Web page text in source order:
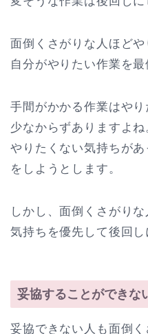
面倒くさがりな人ほど
自分がやりたい作業を
手間がかかる作業はや
少なからずありますよ
やりたくない気持ちが
をしようとします。
しかし、面倒くさがり
気持ちを優先して後回し
妥協することができな
妥協できない人も面倒